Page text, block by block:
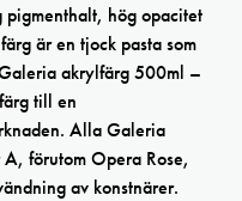
hög opacitet
är en tjock pasta som
akrylfärg 500ml –
till en
Alla Galeria
förutom Opera Rose,
av konstnärer.